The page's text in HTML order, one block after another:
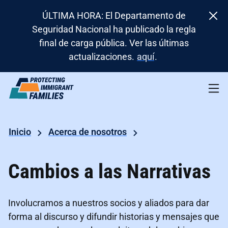
ÚLTIMA HORA: El Departamento de
Seguridad Nacional ha publicado la regla
final de carga pública. Ver las últimas
actualizaciones. aquí.
Inicio Acerca de nosotros
Cambios a las Narrativas
Involucramos a nuestros socios y aliados para dar
forma al discurso y difundir historias y mensajes que